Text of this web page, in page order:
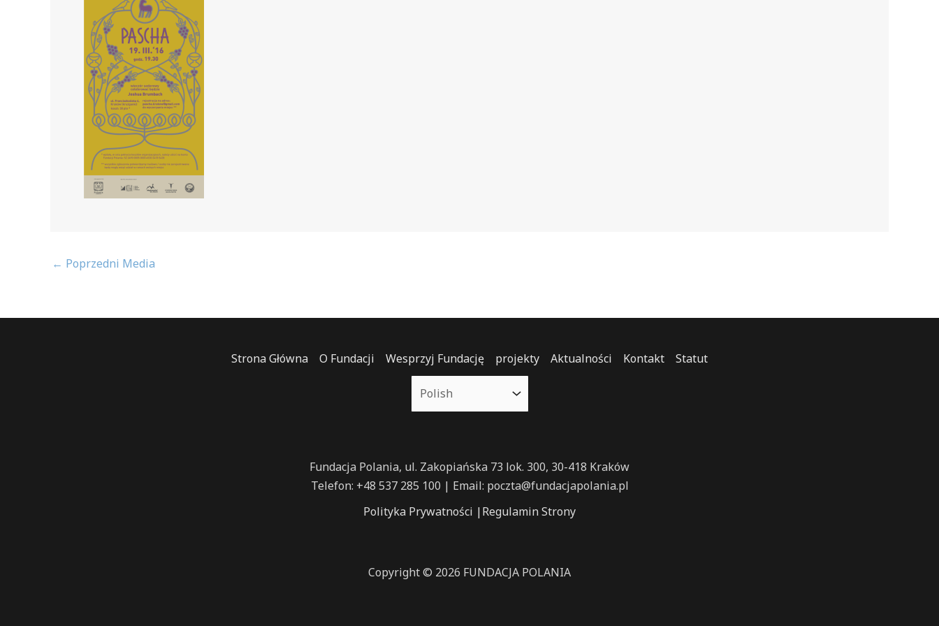
← Poprzedni Media
Strona Główna O Fundacji Wesprzyj Fundację projekty Aktualności Kontakt Statut
Fundacja Polania, ul. Zakopiańska 73 lok. 300, 30-418 Kraków
Telefon: +48 537 285 100 | Email: poczta@fundacjapolania.pl
Polityka Prywatności |Regulamin Strony
Copyright © 2026 FUNDACJA POLANIA